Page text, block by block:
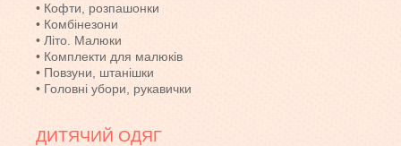
• Кофти, розпашонки
• Комбінезони
• Літо. Малюки
• Комплекти для малюків
• Повзуни, штанішки
• Головні убори, рукавички
ДИТЯЧИЙ ОДЯГ